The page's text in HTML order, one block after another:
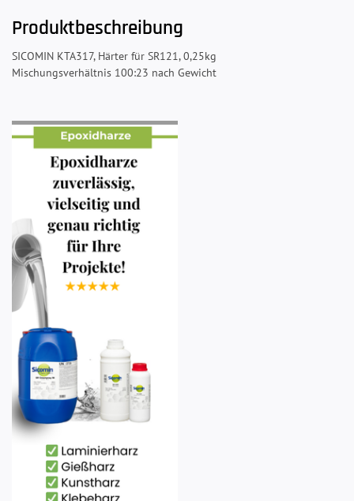
Produktbeschreibung
SICOMIN KTA317, Härter für SR121, 0,25kg
Mischungsverhältnis 100:23 nach Gewicht